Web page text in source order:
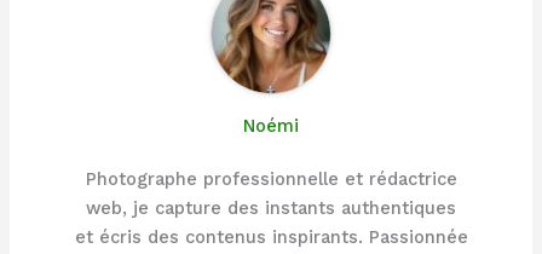
Noémi
Photographe professionnelle et rédactrice
web, je capture des instants authentiques
et écris des contenus inspirants. Passionnée